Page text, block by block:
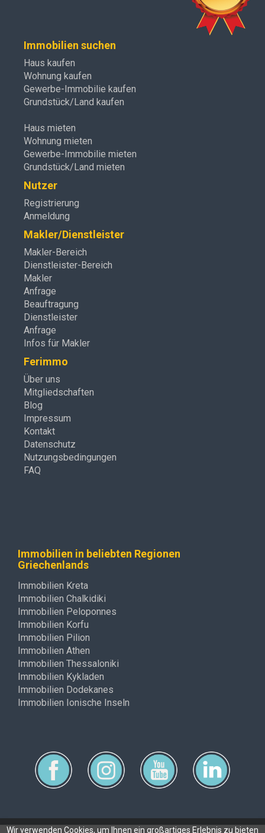
Immobilien suchen
Haus kaufen
Wohnung kaufen
Gewerbe-Immobilie kaufen
Grundstück/Land kaufen
Haus mieten
Wohnung mieten
Gewerbe-Immobilie mieten
Grundstück/Land mieten
Nutzer
Registrierung
Anmeldung
Makler/Dienstleister
Makler-Bereich
Dienstleister-Bereich
Makler
Anfrage
Beauftragung
Dienstleister
Anfrage
Infos für Makler
Ferimmo
Über uns
Mitgliedschaften
Blog
Impressum
Kontakt
Datenschutz
Nutzungsbedingungen
FAQ
Immobilien in beliebten Regionen
Griechenlands
Immobilien Kreta
Immobilien Chalkidiki
Immobilien Peloponnes
Immobilien Korfu
Immobilien Pilion
Immobilien Athen
Immobilien Thessaloniki
Immobilien Kykladen
Immobilien Dodekanes
Immobilien Ionische Inseln
Wir verwenden Cookies, um Ihnen ein großartiges Erlebnis zu bieten